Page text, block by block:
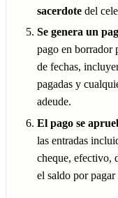
sacerdote del
Se genera un
pago en borrador
de fechas,
pagadas y
adeude.
El pago se
las entradas
cheque, efectivo,
el saldo por pagar